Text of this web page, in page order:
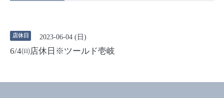
店休日 2023-06-04 (日)
6/4㈰店休日※ツールド壱岐